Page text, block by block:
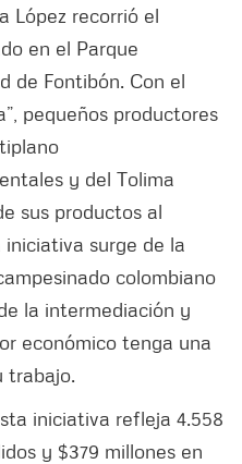
López recorrió el
en el Parque
de Fontibón. Con el
pequeños productores
y del Tolima
sus productos al
surge de la
colombiano
la intermediación y
económico tenga una
trabajo.
iniciativa refleja 4.558
y $379 millones en